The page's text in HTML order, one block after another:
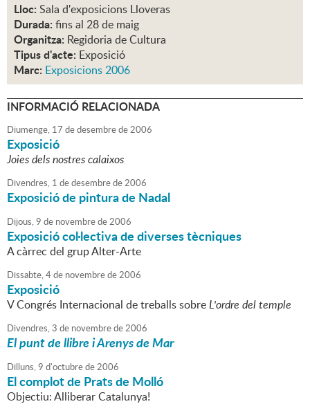
Lloc: Sala d'exposicions Lloveras
Durada: fins al 28 de maig
Organitza: Regidoria de Cultura
Tipus d'acte: Exposició
Marc: Exposicions 2006
INFORMACIÓ RELACIONADA
Diumenge, 17 dedesembrede2006
Exposició
Joies dels nostres calaixos
Divendres, 1 dedesembrede2006
Exposició de pintura de Nadal
Dijous,9 de novembrede2006
Exposició col·lectiva de diverses tècniques
A càrrec del grup Alter-Arte
Dissabte,4de novembrede2006
Exposició
V Congrés Internacional de treballs sobreL'ordre del temple
Divendres,3 de novembrede2006
El punt de llibre i Arenys de Mar
Dilluns,9 d'octubrede2006
El complot de Prats de Molló
Objectiu: Alliberar Catalunya!